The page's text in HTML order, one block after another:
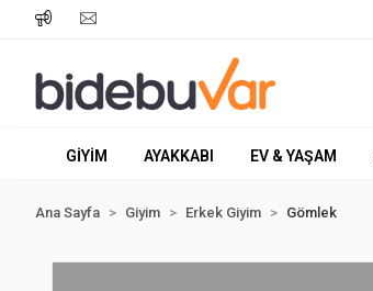
GİYİM AYAKKABI EV & YAŞAM
Ana Sayfa Giyim Erkek Giyim Gömlek